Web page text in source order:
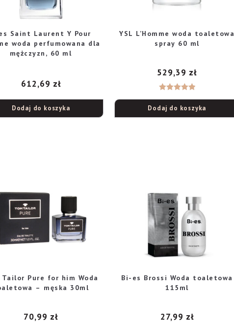
Saint Laurent Y Pour
woda perfumowana dla
mężczyzn, 60 ml
612,69 zł
Dodaj do koszyka
YSL L’Homme woda toaletowa
spray 60 ml
5.00na 5
529,39 zł
Dodaj do koszyka
Tailor Pure for him Woda
– męska 30ml
70,99 zł
Bi-es Brossi Woda toaletowa
115ml
27,99 zł